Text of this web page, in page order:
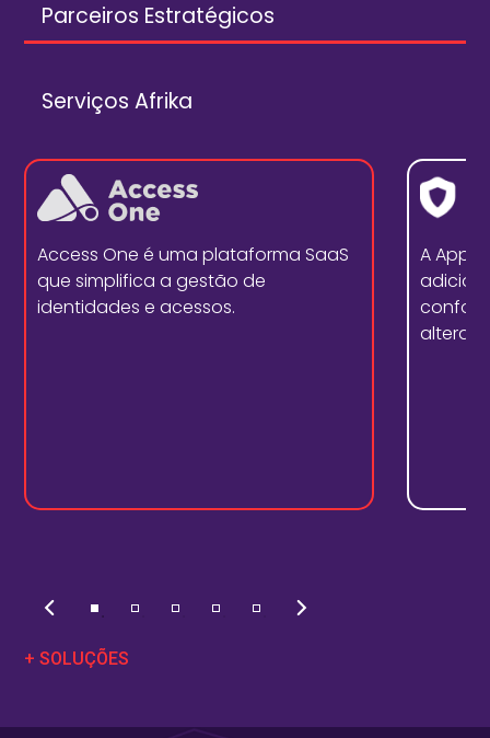
Parceiros Estratégicos
Serviços Afrika
Access One é uma plataforma SaaS
que simplifica a gestão de
identidades e acessos.
A
alterar
+ SOLUÇÕES